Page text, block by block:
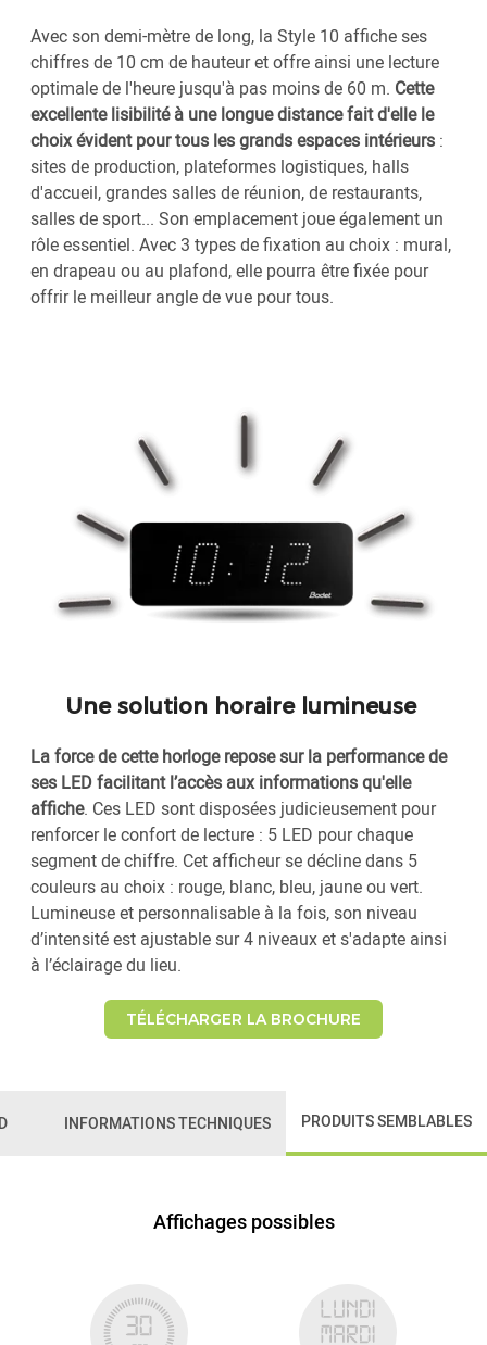
Avec son demi-mètre de long, la Style 10 affiche ses
chiffres de 10 cm de hauteur et offre ainsi une lecture
optimale de l'heure jusqu'à pas moins de 60 m. Cette
excellente lisibilité à une longue distance fait d'elle le
choix évident pour tous les grands espaces intérieurs :
sites de production, plateformes logistiques, halls
d'accueil, grandes salles de réunion, de restaurants,
salles de sport... Son emplacement joue également un
rôle essentiel. Avec 3 types de fixation au choix : mural,
en drapeau ou au plafond, elle pourra être fixée pour
offrir le meilleur angle de vue pour tous.
Une solution horaire lumineuse
La force de cette horloge repose sur la performance de
ses LED facilitant l’accès aux informations qu'elle
affiche. Ces LED sont disposées judicieusement pour
renforcer le confort de lecture : 5 LED pour chaque
segment de chiffre. Cet afficheur se décline dans 5
couleurs au choix : rouge, blanc, bleu, jaune ou vert.
Lumineuse et personnalisable à la fois, son niveau
d’intensité est ajustable sur 4 niveaux et s'adapte ainsi
à l’éclairage du lieu.
TÉLÉCHARGER LA BROCHURE
INFORMATIONS TECHNIQUES PRODUITS SEMBLABLES
Affichages possibles